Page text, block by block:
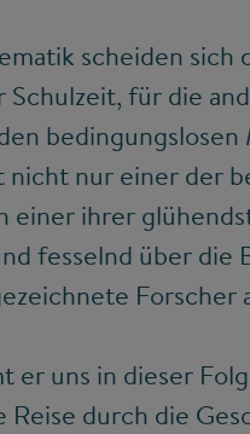
scheiden sich
für die
nicht nur einer der
einer ihrer
fesselnd über die
Forscher
er uns in dieser
Reise durch die